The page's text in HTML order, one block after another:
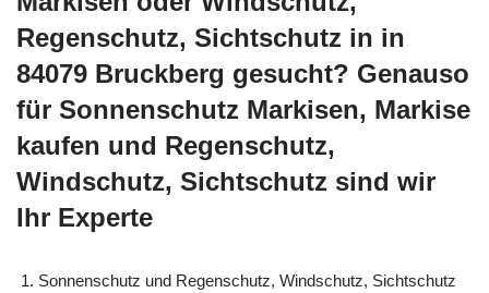
Regenschutz, Sichtschutz in in
84079 Bruckberg gesucht? Genauso
für Sonnenschutz Markisen, Markise
kaufen und Regenschutz,
Windschutz, Sichtschutz sind wir
Ihr Experte
Sonnenschutz und Regenschutz, Windschutz, Sichtschutz